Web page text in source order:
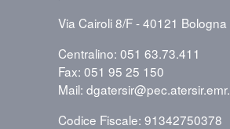
Via Cairoli 8/F - 40121 Bologna
Centralino: 051 63.73.411
Fax: 051 95 25 150
Mail:
Codice Fiscale: 91342750378